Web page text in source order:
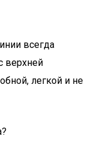
всегда
верхней
легкой и не